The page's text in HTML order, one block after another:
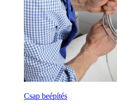
Csap beépítés